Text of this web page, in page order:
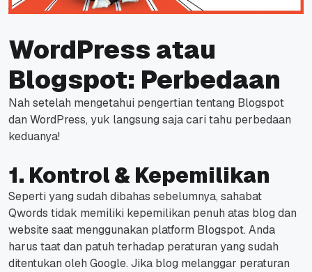
WordPress atau
Blogspot: Perbedaan
Nah setelah mengetahui pengertian tentang Blogspot
dan WordPress, yuk langsung saja cari tahu perbedaan
keduanya!
1. Kontrol & Kepemilikan
Seperti yang sudah dibahas sebelumnya, sahabat
Qwords tidak memiliki kepemilikan penuh atas blog dan
website saat menggunakan platform Blogspot. Anda
harus taat dan patuh terhadap peraturan yang sudah
ditentukan oleh Google. Jika blog melanggar peraturan